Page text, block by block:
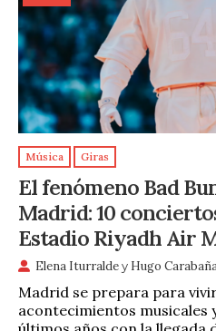
Música Giras
El fenómeno Bad
Madrid: 10
Estadio Riyadh Air
Elena Iturraldey Hugo
Madrid se prepara para
acontecimientos musicales